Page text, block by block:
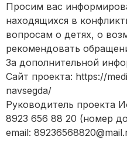
Просим вас
находящихся в
вопросам о детях, о
рекомендовать
За дополнительной
Сайт проекта: https://
navsegda/
Руководитель проекта
8923 656 88 20 (номер
email: